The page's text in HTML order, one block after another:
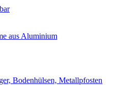
aus Aluminium
Bodenhülsen, Metallpfosten